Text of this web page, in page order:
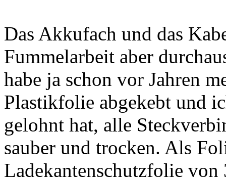
Das Akkufach und das
Fummelarbeit aber
habe ja schon vor Jahren
Plastikfolie abgekebt und
gelohnt hat, alle
sauber und trocken. Als
Ladekantenschutzfolie von